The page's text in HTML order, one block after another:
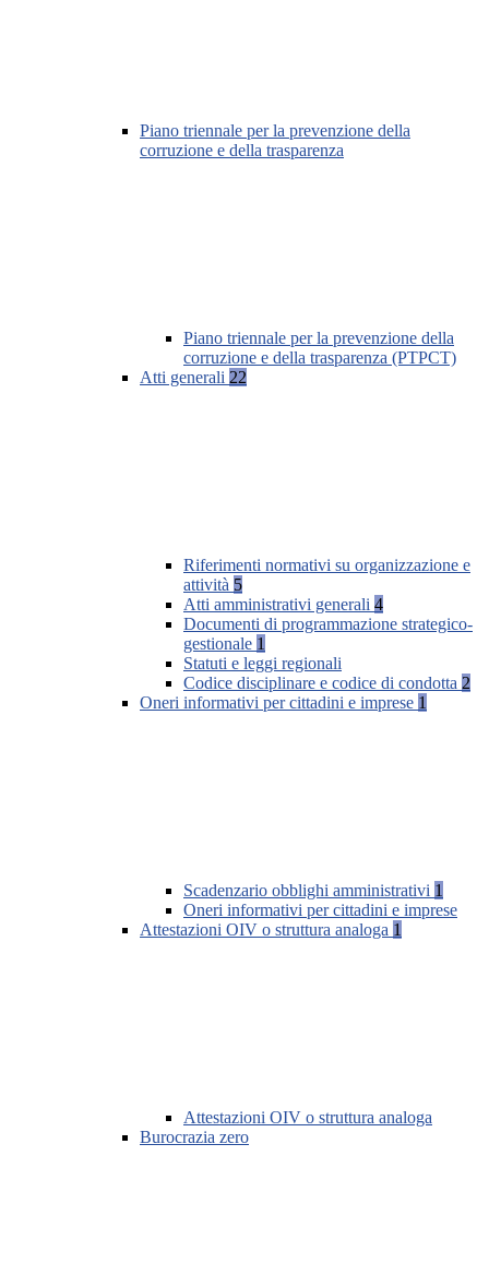
Piano triennale per la prevenzione della
corruzione e della trasparenza
Piano triennale per la prevenzione della
corruzione e della trasparenza (PTPCT)
Atti generali 22
Riferimenti normativi su organizzazione e
attività 5
Atti amministrativi generali 4
Documenti di programmazione strategico-
gestionale 1
Statuti e leggi regionali
Codice disciplinare e codice di condotta 2
Oneri informativi per cittadini e imprese 1
Scadenzario obblighi amministrativi 1
Oneri informativi per cittadini e imprese
Attestazioni OIV o struttura analoga 1
Attestazioni OIV o struttura analoga
Burocrazia zero